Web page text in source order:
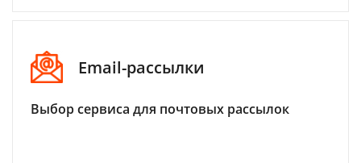
Email-рассылки
Выбор сервиса для почтовых рассылок